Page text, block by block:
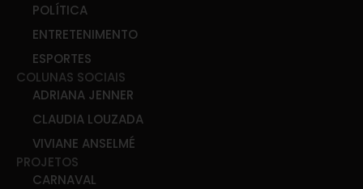
POLÍTICA
ENTRETENIMENTO
ESPORTES
COLUNAS SOCIAIS
ADRIANA JENNER
CLAUDIA LOUZADA
VIVIANE ANSELMÉ
PROJETOS
CARNAVAL